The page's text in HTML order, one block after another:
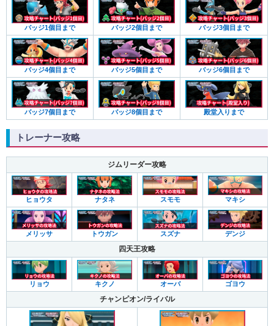
バッジ1個目まで バッジ2個目まで バッジ3個目まで
バッジ4個目まで バッジ5個目まで バッジ6個目まで
バッジ7個目まで バッジ8個目まで 殿堂入りまで
トレーナー攻略
ジムリーダー攻略
ヒョウタ ナタネ スモモ マキシ
メリッサ トウガン スズナ デンジ
四天王攻略
リョウ キクノ オーバ ゴヨウ
チャンピオン/ライバル